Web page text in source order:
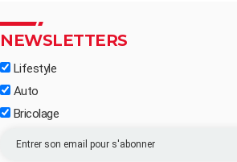
NEWSLETTERS
Lifestyle
Auto
Bricolage